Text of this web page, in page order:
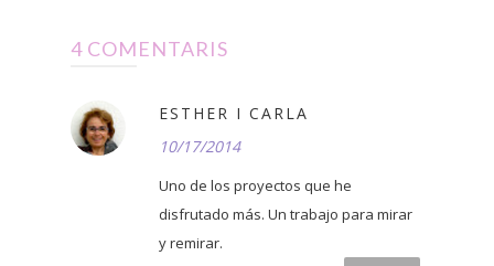
4 COMENTARIS
ESTHER I CARLA
10/17/2014
Uno de los proyectos que he
disfrutado más. Un trabajo para mirar
y remirar.